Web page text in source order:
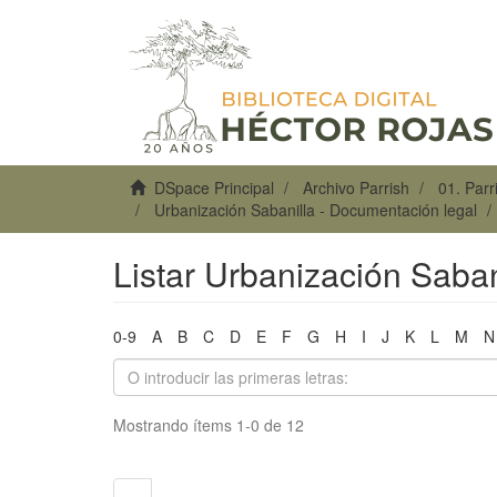
DSpace Principal Archivo Parrish
01.
Urbanización Sabanilla - Documentación legal
Listar Urbanización
0-9 A B C D E F G H I J K L M N
Mostrando ítems 1-0 de 12